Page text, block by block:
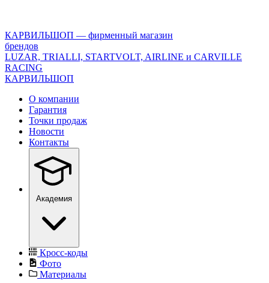
version="1.0"
encoding="utf-
8"?
>
КАРВИЛЬШОП — фирменный магазин
брендов
LUZAR, TRIALLI, STARTVOLT, AIRLINE и CARVILLE
RACING
КАРВИЛЬШОП
О компании
Гарантия
Точки продаж
Новости
Контакты
Академия
Кросс-коды
Фото
Материалы